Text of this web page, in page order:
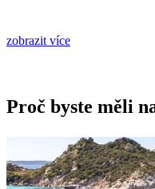
zobrazit více
Proč byste měli